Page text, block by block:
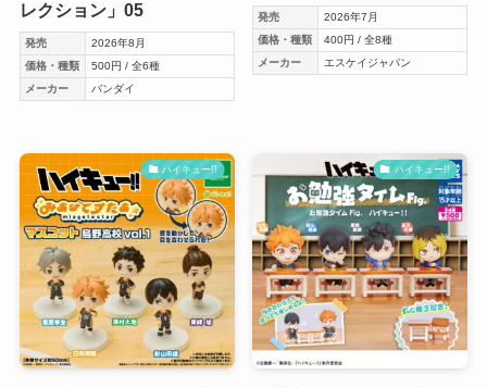
レクション」05
発売
2026年8月
価格・種類
500円 / 全6種
メーカー
バンダイ
発売
2026年7月
価格・種類
400円 / 全8種
メーカー
エスケイジャパン
ハイキュー!! ハイキュー!!